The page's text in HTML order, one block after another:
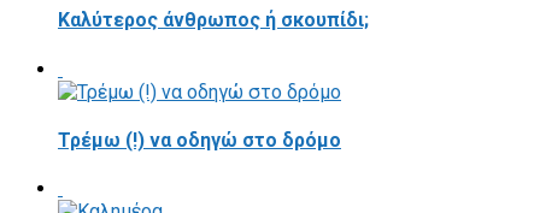
Καλύτερος άνθρωπος ή σκουπίδι;
Τρέμω (!) να οδηγώ στο δρόμο